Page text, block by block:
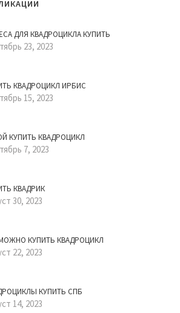
ДЛЯ КВАДРОЦИКЛА КУПИТЬ
23, 2023
КВАДРОЦИКЛ ИРБИС
15, 2023
КУПИТЬ КВАДРОЦИКЛ
7, 2023
КВАДРИК
30, 2023
КУПИТЬ КВАДРОЦИКЛ
22, 2023
КУПИТЬ СПБ
14, 2023